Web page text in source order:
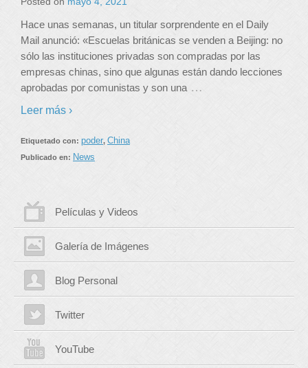
Hace unas semanas, un titular sorprendente en el Daily
Mail anunció: «Escuelas británicas se venden a Beijing: no
sólo las instituciones privadas son compradas por las
empresas chinas, sino que algunas están dando lecciones
aprobadas por comunistas y son una …
Leer más ›
Etiquetado con: poder, China
Publicado en: News
Películas y Videos
Galería de Imágenes
Blog Personal
Twitter
YouTube